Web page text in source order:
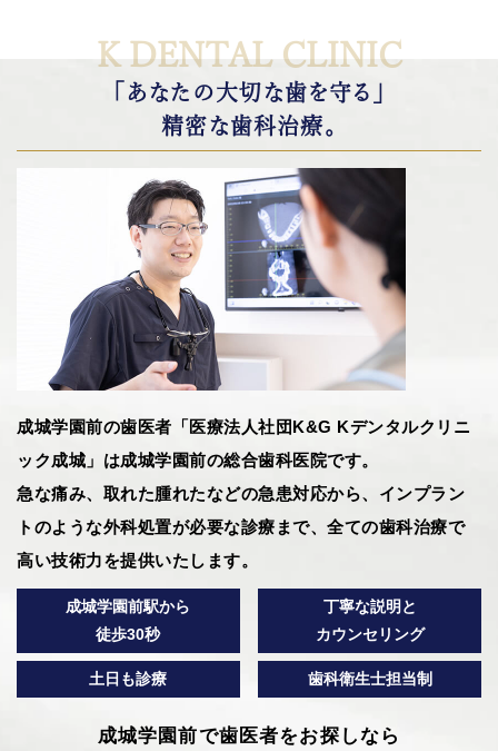
K DENTAL CLINIC
「あなたの大切な歯を守る」
精密な歯科治療。
成城学園前の歯医者「医療法人社団K&G Kデンタルクリニ
ック成城」は成城学園前の総合歯科医院です。
急な痛み、取れた腫れたなどの急患対応から、インプラン
トのような外科処置が必要な診療まで、全ての歯科治療で
高い技術力を提供いたします。
成城学園前駅から
徒歩30秒
丁寧な説明と
カウンセリング
土日も診療 歯科衛生士担当制
成城学園前で歯医者をお探しなら